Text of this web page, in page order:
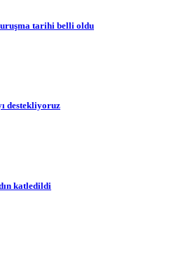
tarihi belli oldu
destekliyoruz
katledildi